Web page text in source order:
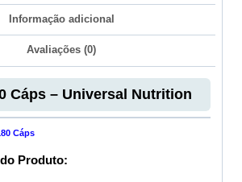
Informação adicional
Avaliações (0)
Cáps – Universal Nutrition
Cáps
Produto: